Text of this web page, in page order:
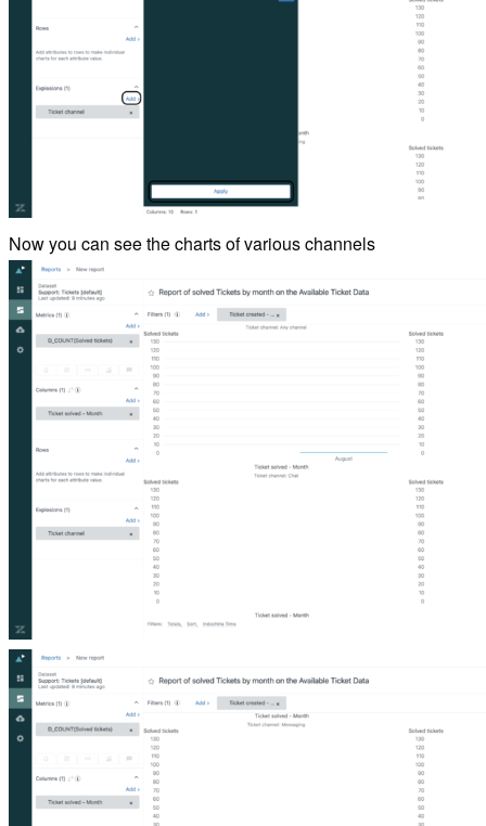
Now you can see the charts of various channels